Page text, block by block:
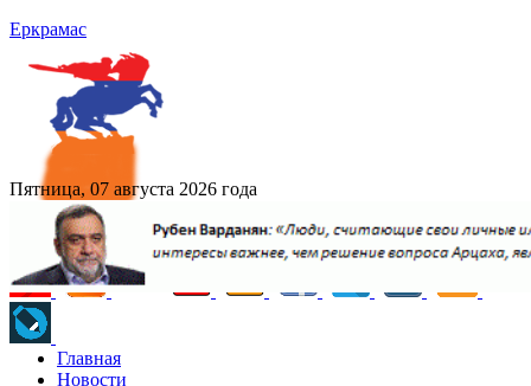
Еркрамас
Пятница, 07 августа 2026 года
Главная
Новости